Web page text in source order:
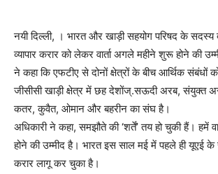
नयी दिल्ली, । भारत और खाड़ी सहयोग परिषद के
व्यापार करार को लेकर वार्ता अगले महीने शुरू होने की
ने कहा कि एफटीए से दोनों क्षेत्रों के बीच आर्थिक संबंधों
जीसीसी खाड़ी क्षेत्र में छह देशोंज्.सऊदी अरब, संयुक्त
कतर, कुवैत, ओमान और बहरीन का संघ है।
अधिकारी ने कहा, समझौते की ‘शर्तें’ तय हो चुकी हैं। हमें
होने की उम्मीद है। भारत इस साल मई में पहले ही यूएई के
करार लागू कर चुका है।